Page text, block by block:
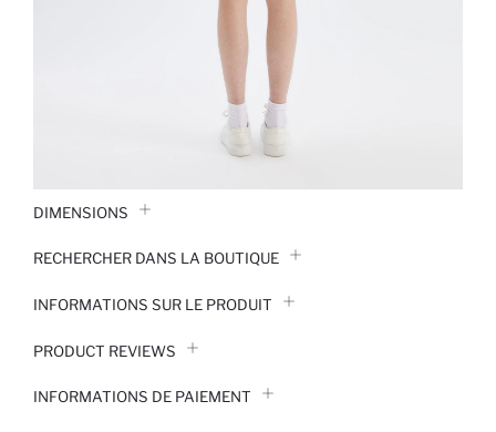
DIMENSIONS
RECHERCHER DANS LA BOUTIQUE
INFORMATIONS SUR LE PRODUIT
PRODUCT REVIEWS
INFORMATIONS DE PAIEMENT